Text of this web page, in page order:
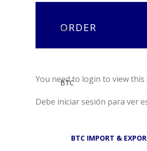
ORDER
You need to login to view this
Debe iniciar sesión para ver
BTC IMPORT &